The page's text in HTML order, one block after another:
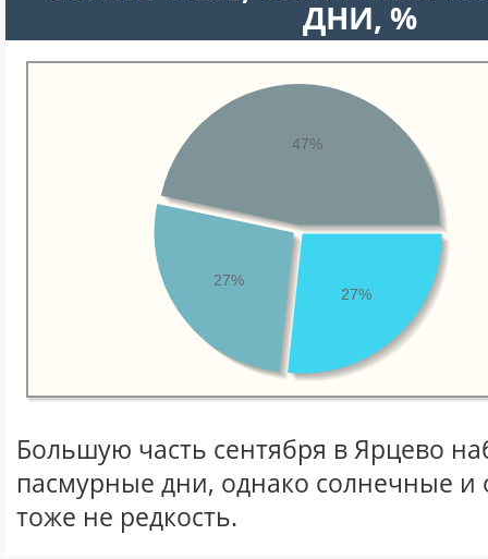
ДНИ, %
27%
27%
47%
Большую часть сентября в Ярцево
пасмурные дни, однако солнечные
тоже не редкость.